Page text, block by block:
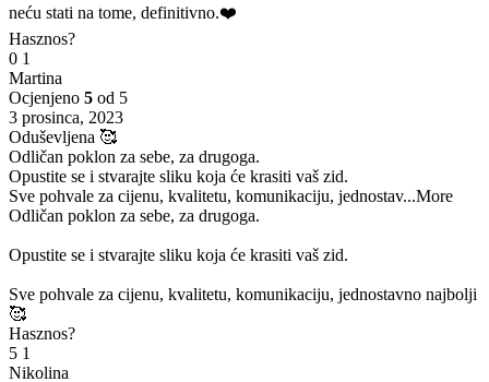
neću stati na tome, definitivno.❤️
Hasznos?
0 1
Martina
Ocjenjeno 5 od 5
3 prosinca, 2023
Oduševljena 🥰
Odličan poklon za sebe, za drugoga.
Opustite se i stvarajte sliku koja će krasiti vaš zid.
Sve pohvale za cijenu, kvalitetu, komunikaciju, jednostav...More
Odličan poklon za sebe, za drugoga.
Opustite se i stvarajte sliku koja će krasiti vaš zid.
Sve pohvale za cijenu, kvalitetu, komunikaciju, jednostavno najbolji
🥰
Hasznos?
5 1
Nikolina